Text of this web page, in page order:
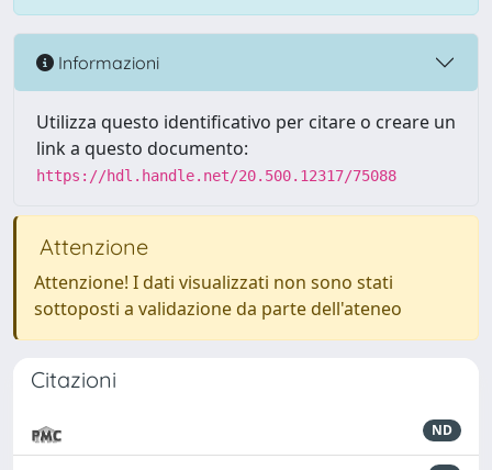
Informazioni
Utilizza questo identificativo per citare o creare un
link a questo documento:
https://hdl.handle.net/20.500.12317/75088
Attenzione
Attenzione! I dati visualizzati non sono stati
sottoposti a validazione da parte dell'ateneo
Citazioni
ND